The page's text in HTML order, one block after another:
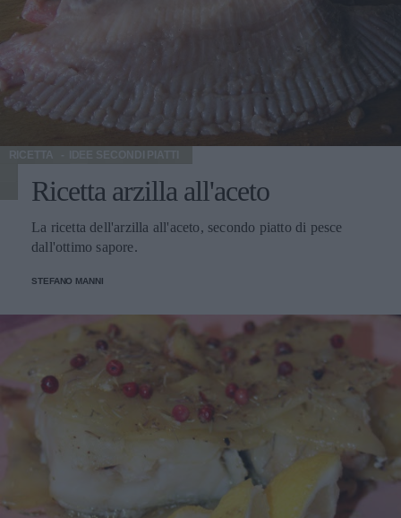
RICETTA IDEE SECONDI PIATTI
Ricetta arzilla all'aceto
La ricetta dell'arzilla all'aceto, secondo piatto di pesce
dall'ottimo sapore.
STEFANO MANNI